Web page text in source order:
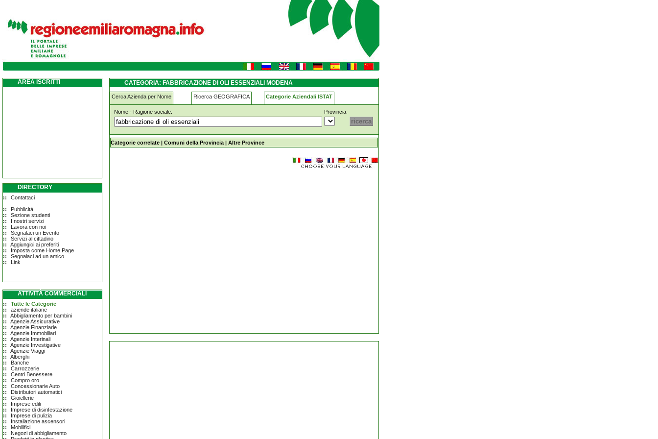
fabbricazione-di-oli-essenziali modena
AREA ISCRITTI
DIRECTORY
Contattaci
Pubblicità
Sezione studenti
I nostri servizi
Lavora con noi
Segnalaci un Evento
Servizi al cittadino
Aggiungici ai preferiti
Imposta come Home Page
Segnalaci ad un amico
Link
ATTIVITÀ COMMERCIALI
Tutte le Categorie
aziende italiane
Abbigliamento per bambini
Agenzie Assicurative
Agenzie Finanziarie
Agenzie Immobiliari
Agenzie Interinali
Agenzie Investigative
Agenzie Viaggi
Alberghi
Banche
Carrozzerie
Centri Benessere
Compro oro
Concessionarie Auto
Distributori automatici
Gioiellerie
Imprese edili
Imprese di disinfestazione
Imprese di pulizia
Installazione ascensori
Mobilifici
Negozi di abbigliamento
CATEGORIA: FABBRICAZIONE DI OLI ESSENZIALI MODENA
Cerca Azienda per Nome Ricerca GEOGRAFICA Categorie Aziendali ISTAT
Nome - Ragione sociale: Provincia:
fabbricazione-di-oli-essenziali modena
Categorie correlate | Comuni della Provincia | Altre Province